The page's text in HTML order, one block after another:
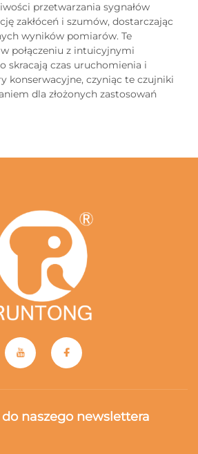
przetwarzania sygnałów
zakłóceń i szumów, dostarczając
wyników pomiarów. Te
połączeniu z intuicyjnymi
skracają czas uruchomienia i
konserwacyjne, czyniąc te czujniki
dla złożonych zastosowań
naszego newslettera